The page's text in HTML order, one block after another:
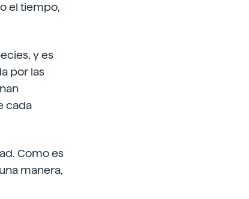
el tiempo,
y es
por las
cada
Como es
manera,